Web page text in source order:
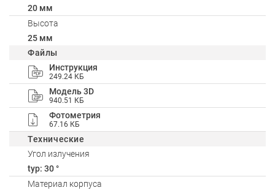
20 мм
Высота
25 мм
Файлы
Инструкция
249.24 КБ
Модель 3D
940.51 КБ
Фотометрия
67.16 КБ
Технические
Угол излучения
typ: 30 °
Материал корпуса